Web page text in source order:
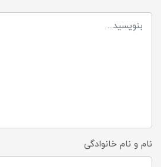
نام و نام خانوادگی